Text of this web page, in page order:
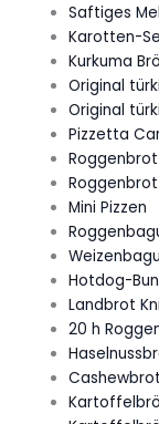
Saftiges
Karotten-
Kurkuma
Original
Original
Pizzetta
Roggenbrot
Mini Pizzen
Hotdog-
Landbrot
20 h
Cashewbrot